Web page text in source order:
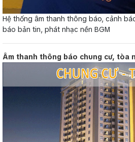
Hệ thống âm thanh thông báo, cảnh
báo bản tin, phát nhạc nền BGM
Âm thanh thông báo chung cư, tòa